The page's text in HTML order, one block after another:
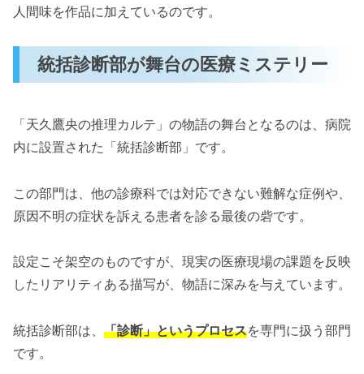
人間味を作品に加えているのです。
統括診断部が舞台の医療ミステリー
「天久鷹央の推理カルテ」の物語の舞台となるのは、病院
内に設置された「統括診断部」です。
この部門は、他の診療科では対応できない難解な症例や、
原因不明の症状を訴える患者を診る最後の砦です。
設定こそ架空のものですが、現実の医療現場の課題を反映
したリアリティある描写が、物語に深みを与えています。
統括診断部は、 「診断」というプロセスを専門に扱う部門
です。